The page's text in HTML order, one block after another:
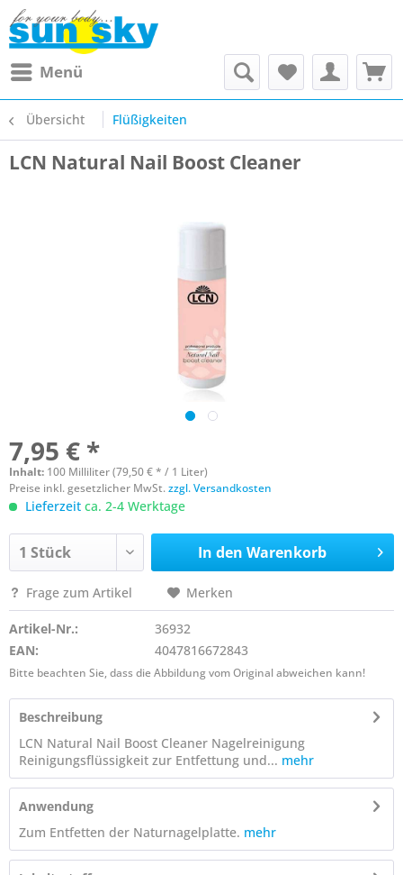
Menü
Übersicht Flüßigkeiten
LCN Natural Nail Boost Cleaner
7,95 € *
Inhalt: 100 Milliliter (79,50 € * / 1 Liter)
Preise inkl. gesetzlicher MwSt.zzgl. Versandkosten
Lieferzeit ca. 2-4 Werktage
In den Warenkorb
Frage zum Artikel Merken
Artikel-Nr.:
36932
EAN:
4047816672843
Bitte beachten Sie, dass die Abbildung vom Original abweichen kann!
Beschreibung
LCN Natural Nail Boost Cleaner Nagelreinigung
Reinigungsflüssigkeit zur Entfettung und... mehr
Anwendung
Zum Entfetten der Naturnagelplatte. mehr